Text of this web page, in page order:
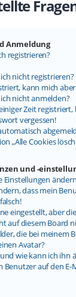
Anmeldung
registrieren?
nicht registrieren?
kann mich
nicht anmelden?
Zeit
vergessen!
„Alle Cookies
und -
Einstellungen
dass mein
eingestellt, aber
auf diesem Board
die bei meinem
Avatar?
wie kann ich ihn
Benutzer auf den